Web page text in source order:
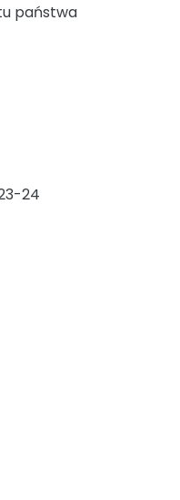
państwa
24